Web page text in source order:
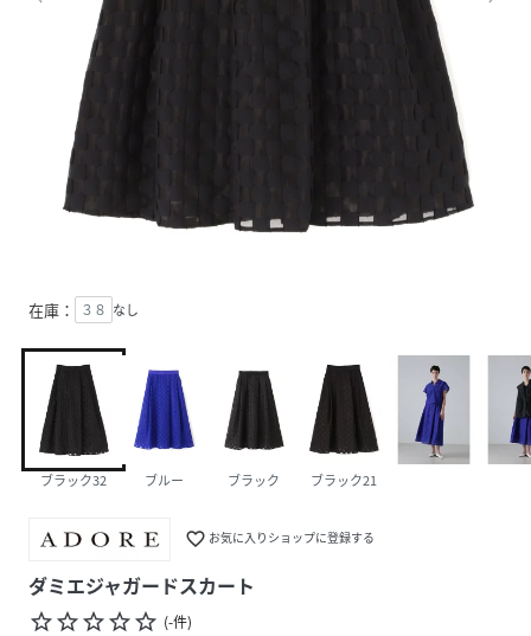
在庫： ３８ なし
ブラック32 ブルー ブラック ブラック21
favorite_border お気に入りショップに登録する
ダミエジャガードスカート
star_borderstar_borderstar_borderstar_borderstar_border (-件)